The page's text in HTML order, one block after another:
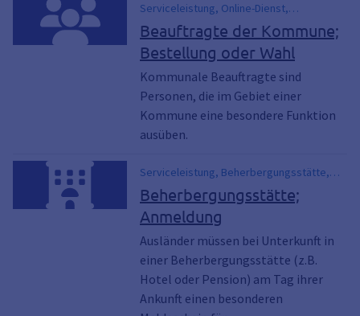
Serviceleistung, Online-Dienst,
Behindertenbeauftragte,
Ortsheimatpfleger, Gemeindebeauftragte,
gemeindliche Beauftragte, gemeindliche
Beauftragter, gemeindlicher Beauftragte,
Jugendbeauftragte, Seniorenbeauftragte,
kommunale Beauftragte
Beauftragte der Kommune;
Bestellung oder Wahl
Kommunale Beauftragte sind
Personen, die im Gebiet einer
Kommune eine besondere Funktion
ausüben.
Serviceleistung, Beherbergungsstätte,
Hotel, Meldebehörde, Meldepflicht,
Meldeschein, Pension,
Reisegesellschaften, Reiseleiter,
Übernachtung
Beherbergungsstätte;
Anmeldung
Ausländer müssen bei Unterkunft in
einer Beherbergungsstätte (z.B.
Hotel oder Pension) am Tag ihrer
Ankunft einen besonderen